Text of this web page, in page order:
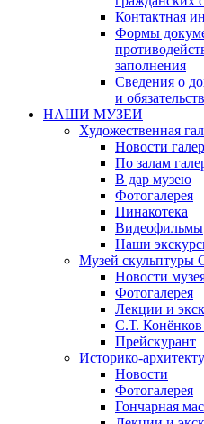
Контактная
Формы
заполнения
Сведения о
и
НАШИ МУЗЕИ
Художественная
Новости
По залам
В дар музею
Фотогалерея
Пинакотека
Видеофильмы
Наши
Музей скульптуры
Новости
Фотогалерея
Лекции и
С.Т.
Прейскурант
Историко-
Новости
Фотогалерея
Гончарная